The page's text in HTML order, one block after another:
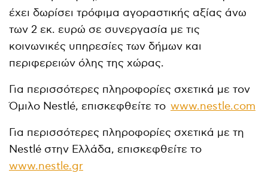
έχει δωρίσει τρόφιμα αγοραστικής αξίας άνω
των 2 εκ. ευρώ σε συνεργασία με τις
κοινωνικές υπηρεσίες των δήμων και
περιφερειών όλης της χώρας.
Για περισσότερες πληροφορίες σχετικά με τον
Όμιλο Nestlé, επισκεφθείτε τοwww.nestle.com
Για περισσότερες πληροφορίες σχετικά με τη
Nestlé στην Ελλάδα, επισκεφθείτε το
www.nestle.gr